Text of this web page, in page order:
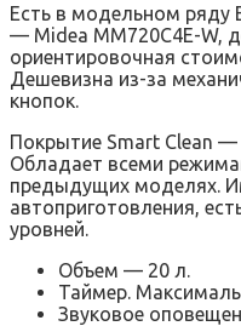
Есть в модельном ряду
— Midea MM720C4E-W,
ориентировочная
Дешевизна из-за
кнопок.
Покрытие Smart Clean —
Обладает всеми
предыдущих моделях.
автоприготовления,
уровней.
Объем — 20 л.
Таймер.
Звуковое